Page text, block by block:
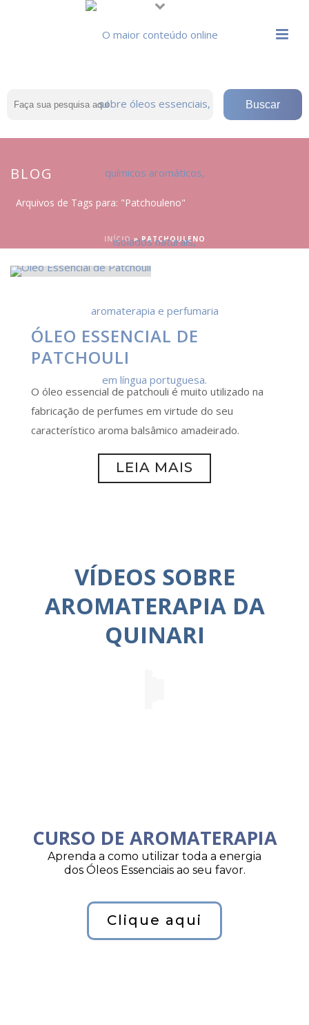
BLOG
Arquivos de Tags para: "Patchouleno"
INÍCIO»PATCHOULENO
ÓLEO ESSENCIAL DE
PATCHOULI
O óleo essencial de patchouli é muito utilizado na
fabricação de perfumes em virtude do seu
característico aroma balsâmico amadeirado.
LEIA MAIS
VÍDEOS SOBRE
AROMATERAPIA DA
QUINARI
CURSO DE AROMATERAPIA
Aprenda a como utilizar toda a energia
dos Óleos Essenciais ao seu favor.
Clique aqui